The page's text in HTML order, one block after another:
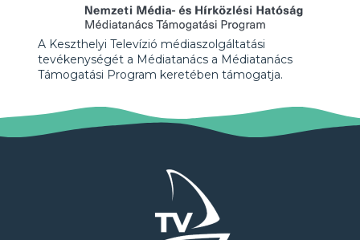
A Keszthelyi Televízió médiaszolgáltatási
tevékenységét a Médiatanács a Médiatanács
Támogatási Program keretében támogatja.